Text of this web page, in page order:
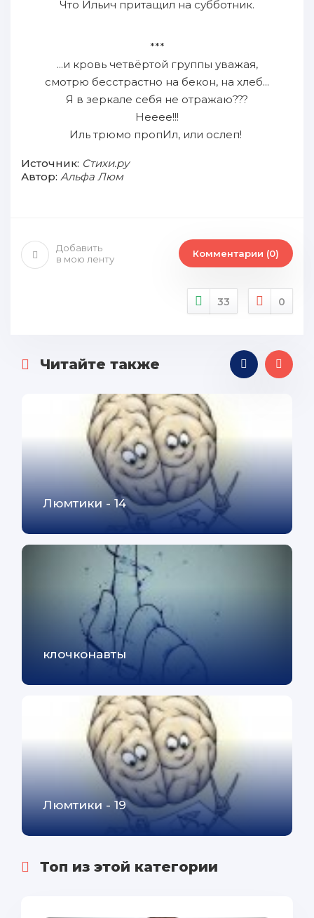
Что Ильич притащил на субботник.
***
...и кровь четвёртой группы уважая,
смотрю бесстрастно на бекон, на хлеб...
Я в зеркале себя не отражаю???
Нееее!!!
Иль трюмо пропИл, или ослеп!
Источник: Стихи.ру
Автор: Альфа Люм
Добавить
в мою ленту
Комментарии (0)
33 0
Читайте также
Люмтики - 14
клочконавты
Люмтики - 19
Топ из этой категории